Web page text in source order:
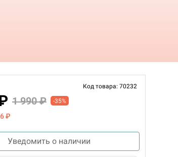
Код товара: 70232
1 990 ₽ -35%
₽
Уведомить о наличии